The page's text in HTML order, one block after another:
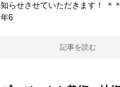
知らせさせていただきます！ ＊
年6
記事を読む